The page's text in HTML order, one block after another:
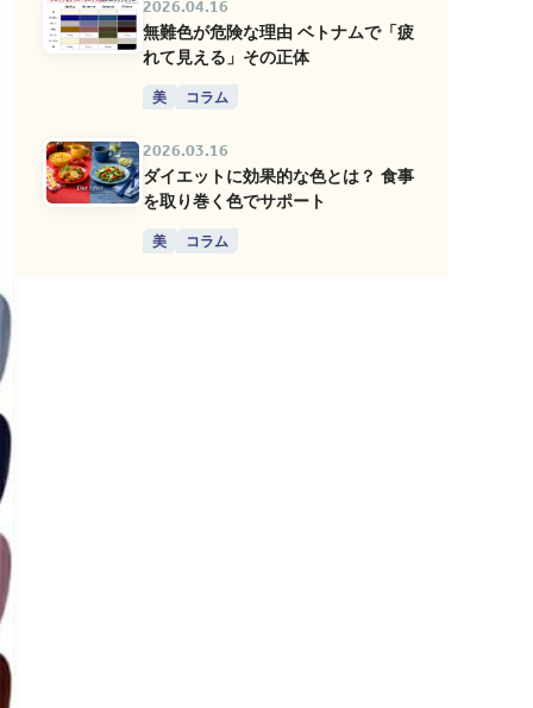
2026.04.16
無難色が危険な理由 ベトナムで「疲
れて見える」その正体
美 コラム
2026.03.16
ダイエットに効果的な色とは？ 食事
を取り巻く色でサポート
美 コラム